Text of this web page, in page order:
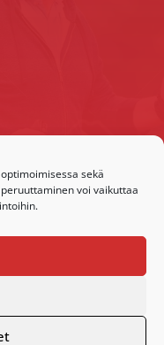
sekä
voi vaikuttaa